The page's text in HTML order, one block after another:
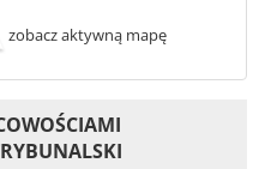
zobacz aktywną mapę